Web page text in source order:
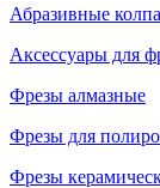
Абразивные
Аксессуары для
Фрезы алмазные
Фрезы для
Фрезы